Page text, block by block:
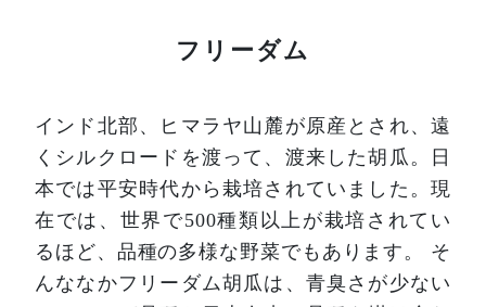
フリーダム
インド北部、ヒマラヤ山麓が原産とされ、遠
くシルクロードを渡って、渡来した胡瓜。日
本では平安時代から栽培されていました。現
在では、世界で500種類以上が栽培されてい
るほど、品種の多様な野菜でもあります。
そ
んななかフリーダム胡瓜は、青臭さが少ない